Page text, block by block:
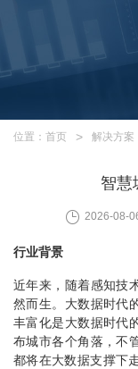
位置： 首页 解决方案
智慧
2026-08-
行业背景
近年来，随着感知技
然而生。大数据时代
丰富化是大数据时代
布城市各个角落，不
都将在大数据支撑下